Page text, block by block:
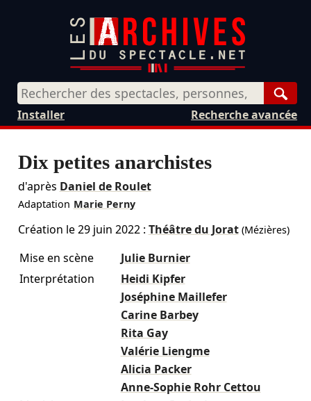
Recherche avancée
Installer
Dix petites anarchistes
d'après Daniel de Roulet
Adaptation Marie Perny
Création le29 juin 2022: Théâtre du Jorat(Mézières)
Mise en scène
Julie Burnier
Interprétation
Heidi Kipfer
Joséphine Maillefer
Carine Barbey
Rita Gay
Valérie Liengme
Alicia Packer
Anne-Sophie Rohr Cettou